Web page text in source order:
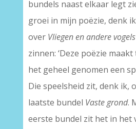
bundels naast elkaar legt
groei in mijn poëzie, denk
over Vliegen en andere vogels
zinnen: ‘Deze poëzie
het geheel genomen een
Die speelsheid zit, denk ik,
laatste bundel Vaste grond.
eerste bundel zit het in het